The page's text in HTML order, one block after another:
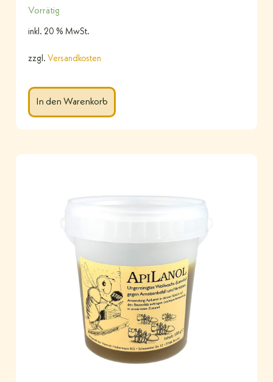
Vorrätig
inkl. 20 % MwSt.
zzgl. Versandkosten
In den Warenkorb